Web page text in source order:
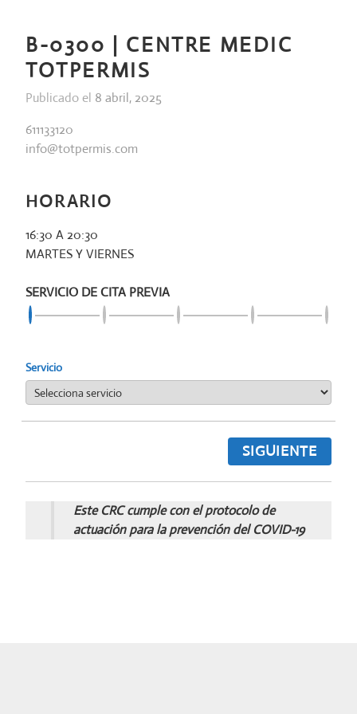
contenidoBLOG
|
ACTUALIDAD
|
NOTICIAS
|
CURIOSIDADES
B-0300 | CENTRE MEDIC
TOTPERMIS
Publicado el 8 abril, 2025
611133120
info@totpermis.com
HORARIO
16:30 A 20:30
MARTES Y VIERNES
SERVICIO DE CITA PREVIA
Servicio
SIGUIENTE
Este CRC cumple con el protocolo de
actuación para la prevención del COVID-19